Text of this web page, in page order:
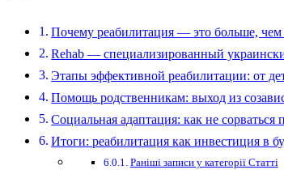
Почему реабилитация — это больше, чем
Rehab — специализированный
Этапы эффективной реабилитации: от
Помощь родственникам: выход из
Социальная адаптация: как не сорваться
Итоги: реабилитация как инвестиция в
Раніші записи у категорії Статті